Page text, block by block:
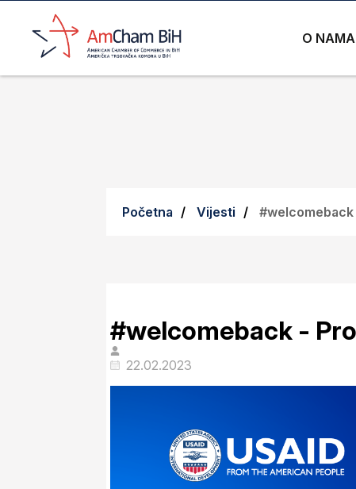
O NAMA
Početna Vijesti
#welcomeback -
22.02.2023